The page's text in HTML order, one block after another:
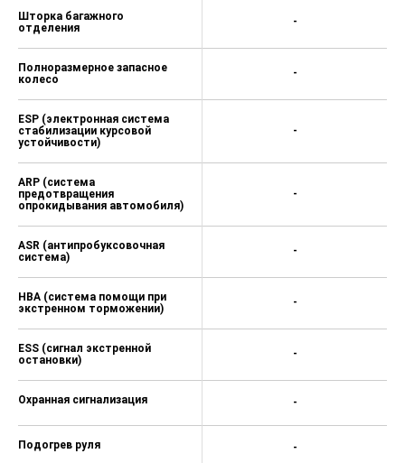
Шторка багажного
отделения
Полноразмерное запасное
колесо
ESP (электронная система
стабилизации курсовой
устойчивости)
ARP (система
предотвращения
опрокидывания автомобиля)
ASR (антипробуксовочная
система)
HBA (система помощи при
экстренном торможении)
ESS (сигнал экстренной
остановки)
Охранная сигнализация
Подогрев руля
-
-
-
-
-
-
-
-
-